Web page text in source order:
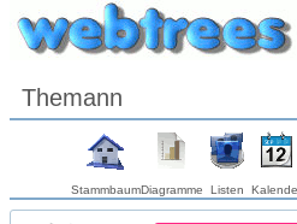
Themann
StammbaumDiagramme Listen